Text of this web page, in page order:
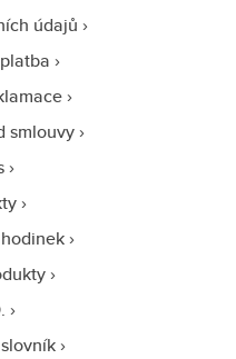
údajů
smlouvy